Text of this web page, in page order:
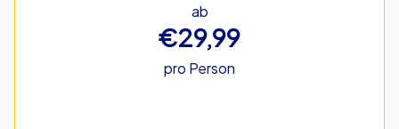
ab
€29,99
pro Person